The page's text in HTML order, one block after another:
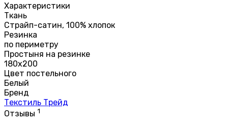
Характеристики
Ткань
Страйп-сатин, 100% хлопок
Резинка
по периметру
Простыня на резинке
180х200
Цвет постельного
Белый
Бренд
Текстиль Трейд
Отзывы 1